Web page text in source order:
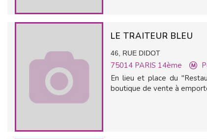
LE TRAITEUR BLEU
46, RUE DIDOT
75014 PARIS 14ème
En lieu et place du
boutique de vente à